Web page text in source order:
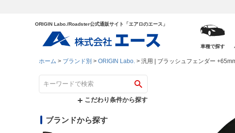
ORIGIN Labo./Roadster公式通販サイト「エアロのエース」
車種で探す
ホーム ブランド別 ORIGIN Labo. 汎用 | ブラッシュフェンダー
こだわり条件から探す
ブランドから探す